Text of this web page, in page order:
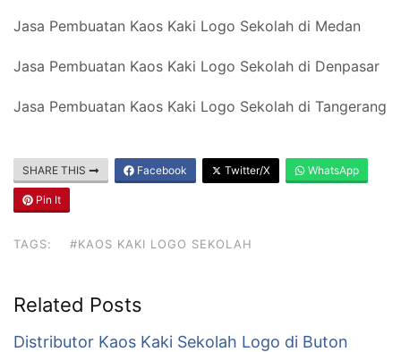
Jasa Pembuatan Kaos Kaki Logo Sekolah di Medan
Jasa Pembuatan Kaos Kaki Logo Sekolah di Denpasar
Jasa Pembuatan Kaos Kaki Logo Sekolah di Tangerang
SHARE THIS Facebook Twitter/X WhatsApp
Pin It
TAGS: #KAOS KAKI LOGO SEKOLAH
Related Posts
Distributor Kaos Kaki Sekolah Logo di Buton